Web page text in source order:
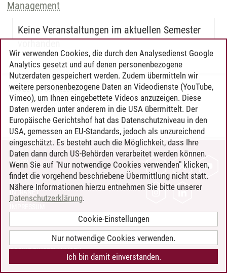
Management
Keine Veranstaltungen im aktuellen Semester
vorhanden
Timo Leder/30.06.2024
KONTAKT
LEUPHANA ALS ARBEITGEBER
INTRANET
BARRIEREFREIHEIT
COOKIE-EINSTELLUNGEN
Wir verwenden Cookies, die durch den Analysedienst Google
Analytics gesetzt und auf denen personenbezogene
Nutzerdaten gespeichert werden. Zudem übermitteln wir
weitere personenbezogene Daten an Videodienste (YouTube,
Vimeo), um Ihnen eingebettete Videos anzuzeigen. Diese
Daten werden unter anderem in die USA übermittelt. Der
Europäische Gerichtshof hat das Datenschutzniveau in den
USA, gemessen an EU-Standards, jedoch als unzureichend
eingeschätzt. Es besteht auch die Möglichkeit, dass Ihre
Daten dann durch US-Behörden verarbeitet werden können.
Wenn Sie auf "Nur notwendige Cookies verwenden" klicken,
findet die vorgehend beschriebene Übermittlung nicht statt.
Nähere Informationen hierzu entnehmen Sie bitte unserer
Datenschutzerklärung.
Cookie-Einstellungen
Nur notwendige Cookies verwenden.
Ich bin damit einverstanden.